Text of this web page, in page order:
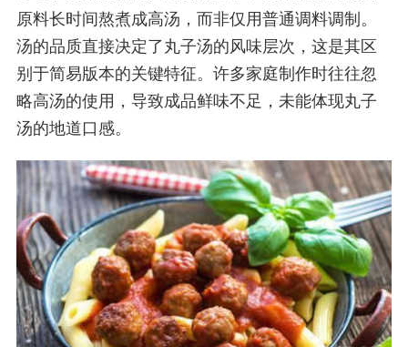
原料长时间熬煮成高汤，而非仅用普通调料调制。
汤的品质直接决定了丸子汤的风味层次，这是其区
别于简易版本的关键特征。许多家庭制作时往往忽
略高汤的使用，导致成品鲜味不足，未能体现丸子
汤的地道口感。